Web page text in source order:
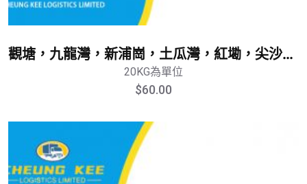
觀塘，九龍灣，新浦崗，土瓜灣，紅墈，尖沙咀，佐敦，油麻地，旺角，大角咀，太子，深水埗，長沙灣，荔枝角，油塘，藍田，黃大仙，樂富，何文田，九龍塘，九龍城
20KG為單位
$60.00